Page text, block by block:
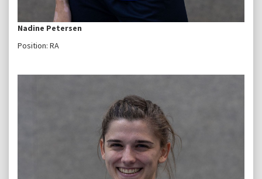
Nadine Petersen
Position: RA